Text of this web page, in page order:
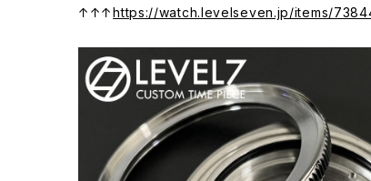
↑↑↑https://watch.levelseven.jp/items/